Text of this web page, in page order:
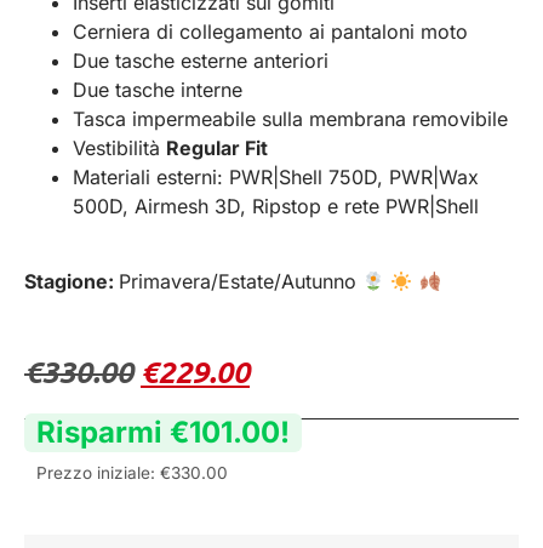
Cerniera di collegamento ai pantaloni moto
Due tasche esterne anteriori
Due tasche interne
Tasca impermeabile sulla membrana removibile
Vestibilità Regular Fit
Materiali esterni: PWR|Shell 750D, PWR|Wax
500D, Airmesh 3D, Ripstop e rete PWR|Shell
Stagione: Primavera/Estate/Autunno
€330.00 €229.00
Risparmi €101.00!
Prezzo iniziale: €330.00